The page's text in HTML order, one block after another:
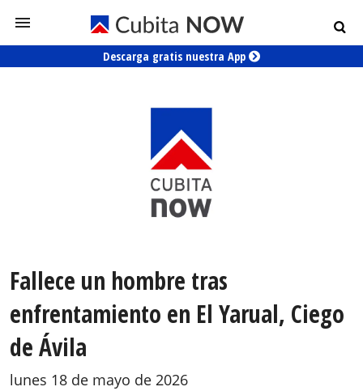
Descarga gratis nuestra App
Fallece un hombre tras
enfrentamiento en El Yarual, Ciego
de Ávila
lunes 18 de mayo de 2026